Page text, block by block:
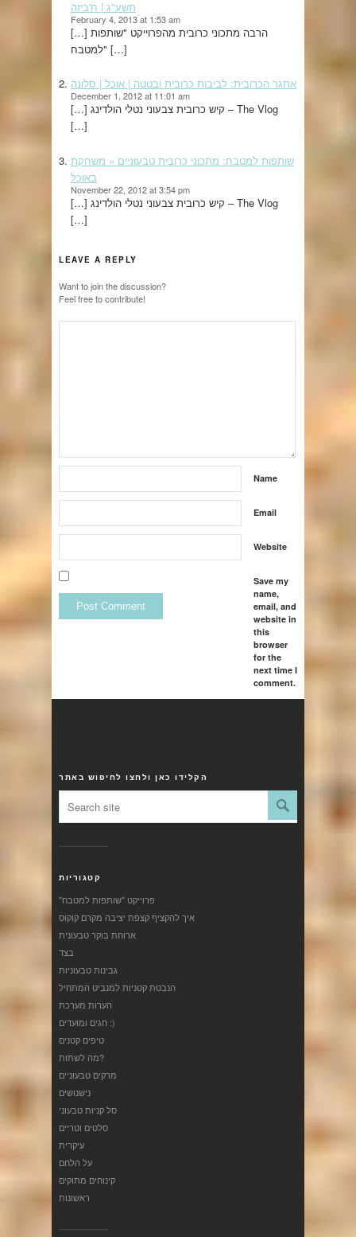
תשע"ג | ח'ביזה
February 4, 2013 at 1:53 am
[…] הרבה מתכוני כרובית מהפרוייקט "שותפות
למטבח" […]
אתגר הכרובית: לביבות כרובית ובטטה | אוכל | סלונה
December 1, 2012 at 11:01 am
[…] קיש כרובית צבעוני נטלי הולדינג – The Vlog
[…]
שותפות למטבח: מתכוני כרובית טבעוניים « משחקת
באוכל
November 22, 2012 at 3:54 pm
[…] קיש כרובית צבעוני נטלי הולדינג – The Vlog
[…]
LEAVE A REPLY
Want to join the discussion?
Feel free to contribute!
Name
Email
Website
Save my
name,
email, and
website in
this
browser
for the
next time I
comment.
הקלידו כאן ולחצו לחיפוש באתר
קטגוריות
"פרוייקט "שותפות למטבח
איך להקציף קצפת יציבה מקרם קוקוס
ארוחת בוקר טבעונית
בצד
גבינות טבעוניות
הנבטת קטניות למנביט המתחיל
הערות מערכת
חגים ומועדים :)
טיפים קטנים
מה לשתות?
מרקים טבעוניים
נישנושים
סל קניות טבעוני
סלטים וטריים
עיקרית
על הלחם
קינוחים מתוקים
ראשונות